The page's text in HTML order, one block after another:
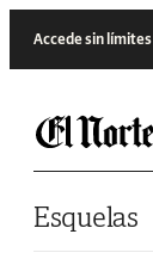
Accede sin límites
Esquelas